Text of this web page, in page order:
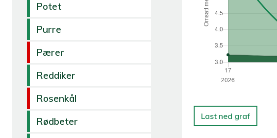
Potet
Purre
Pærer
Reddiker
Rosenkål
Rødbeter
Last ned graf